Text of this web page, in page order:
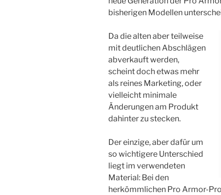
bisherigen Modellen
Da die alten aber teilweise
mit deutlichen Abschlägen
abverkauft werden,
scheint doch etwas mehr
als reines Marketing, oder
vielleicht minimale
Änderungen am Produkt
dahinter zu stecken.
Der einzige, aber dafür um
so wichtigere Unterschied
liegt im verwendeten
Material: Bei den
herkömmlichen Pro Armor-